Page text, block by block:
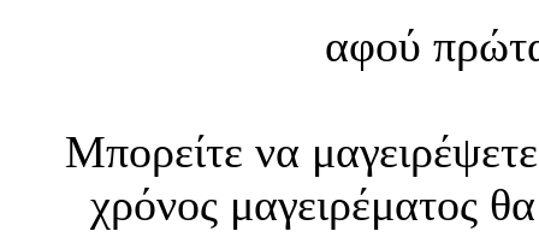
αφού
Μπορείτε να
χρόνος μαγειρέματος